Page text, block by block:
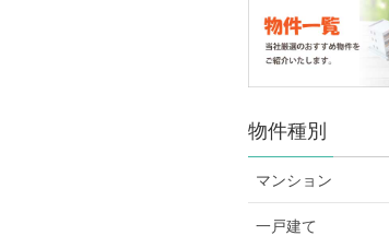
物件種別
マンション
一戸建て